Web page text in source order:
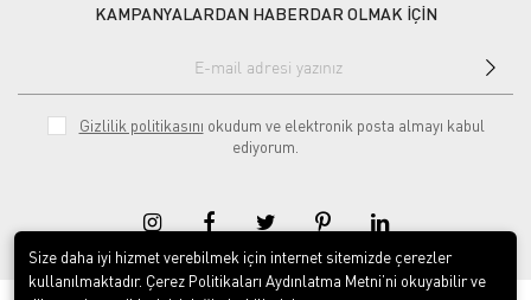
KAMPANYALARDAN HABERDAR OLMAK İÇİN
Gizlilik politikasını okudum ve elektronik posta almayı kabul
ediyorum.
Size daha iyi hizmet verebilmek için internet sitemizde çerezler
kullanılmaktadır. Çerez Politikaları Aydınlatma Metni’ni okuyabilir ve